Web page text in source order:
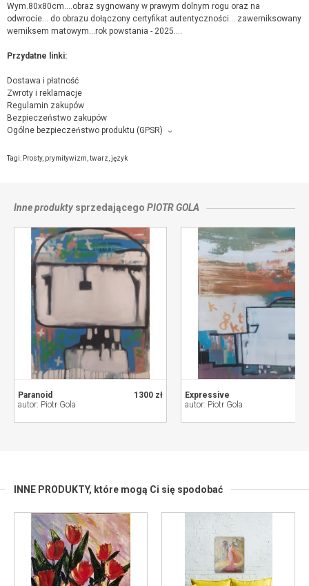
Wym.80x80cm....obraz sygnowany w prawym dolnym rogu oraz na
odwrocie... do obrazu dołączony certyfikat autentyczności... zawerniksowany
werniksem matowym...rok powstania - 2025....
Przydatne linki:
Dostawa i płatność
Zwroty i reklamacje
Regulamin zakupów
Bezpieczeństwo zakupów
Ogólne bezpieczeństwo produktu (GPSR)
Piotr Gola, ul.Spacerowa 6, 26-026 Bilcza,
Tagi: Prosty, prymitywizm twarz język
Inne produktysprzedającego PIOTR GOLA
1300 zł
Paranoid
autor: Piotr Gola
Expressive
autor: Piotr Gola
INNE PRODUKTY, które mogą Ci się spodobać